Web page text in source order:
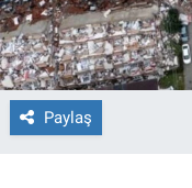
Paylaş
Gün Bitiyor
Gün Ortası
Gündem Özel